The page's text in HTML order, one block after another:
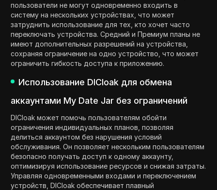
пользователи не могут одновременно входить в
систему на нескольких устройствах, что может
затруднить использование для тех, кто хочет часто
переключать устройства. Средний и Премиум планы не
имеют дополнительных разрешений на устройства,
сохраняя ограничение на одно устройство, что может
ограничить гибкость доступа к приложению.
Использование DICloak для обмена
аккаунтами My Date Jar без ограничений
DICloak может помочь пользователям обойти
ограничения индивидуальных планов, позволяя
делиться аккаунтом без нарушения условий
обслуживания. Он позволяет нескольким пользователям
безопасно получать доступ к одному аккаунту,
оптимизируя использование ресурсов и снижая затраты.
Управляя одновременными входами и переключением
устройств, DICloak обеспечивает плавный